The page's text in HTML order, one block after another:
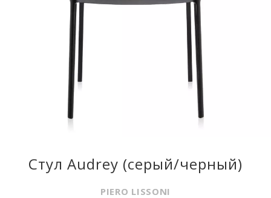
Стул Audrey (серый/черный)
PIERO LISSONI